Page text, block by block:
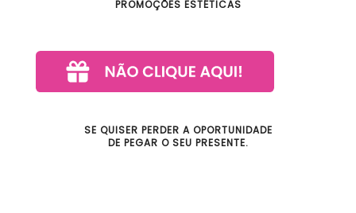
PROMOÇÕES ESTÉTICAS
SE QUISER PERDER A OPORTUNIDADE
DE PEGAR O SEU PRESENTE.